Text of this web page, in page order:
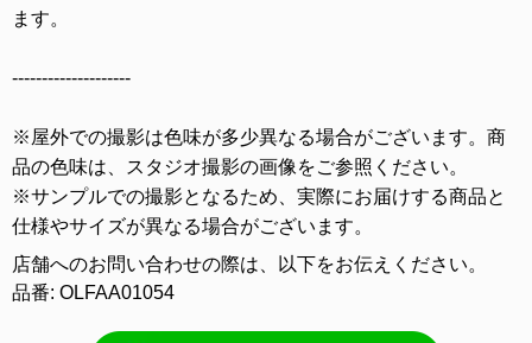
ます。
--------------------
※屋外での撮影は色味が多少異なる場合がございます。商
品の色味は、スタジオ撮影の画像をご参照ください。
※サンプルでの撮影となるため、実際にお届けする商品と
仕様やサイズが異なる場合がございます。
店舗へのお問い合わせの際は、以下をお伝えください。
品番: OLFAA01054